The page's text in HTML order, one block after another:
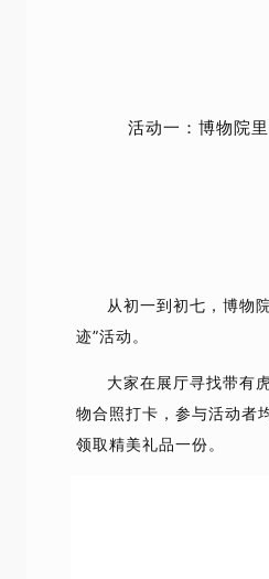
活动一：博物院
从初一到初七，博物
迹”活动。
大家在展厅寻找带有
物合照打卡，参与活动者
领取精美礼品一份。